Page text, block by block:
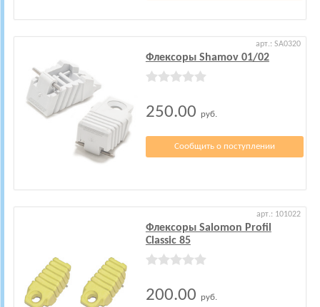
арт.: SA0320
Флексоры Shamov 01/02
250.00 руб.
Сообщить о поступлении
арт.: 101022
Флексоры Salomon Profil
Classic 85
200.00 руб.